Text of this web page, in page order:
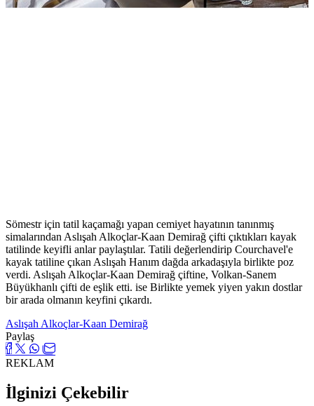
Sömestr için tatil kaçamağı yapan cemiyet hayatının tanınmış
simalarından Aslışah Alkoçlar-Kaan Demirağ çifti çıktıkları kayak
tatilinde keyifli anlar paylaştılar. Tatili değerlendirip Courchavel'e
kayak tatiline çıkan Aslışah Hanım dağda arkadaşıyla birlikte poz
verdi. Aslışah Alkoçlar-Kaan Demirağ çiftine, Volkan-Sanem
Büyükhanlı çifti de eşlik etti. ise Birlikte yemek yiyen yakın dostlar
bir arada olmanın keyfini çıkardı.
Aslışah Alkoçlar-Kaan Demirağ
Paylaş
REKLAM
İlginizi Çekebilir